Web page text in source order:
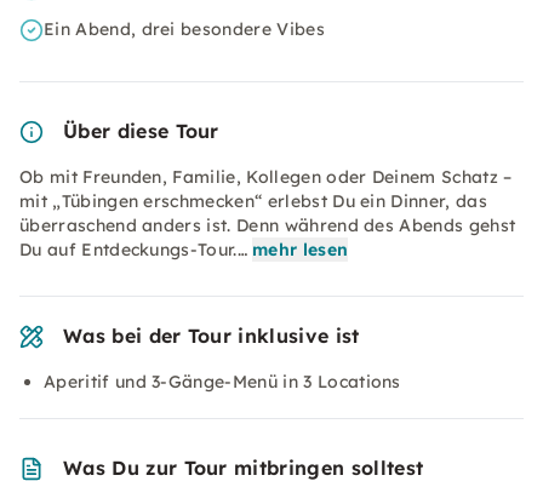
Ein Abend, drei besondere Vibes
Über diese Tour
Ob mit Freunden, Familie, Kollegen oder Deinem Schatz –
mit „Tübingen erschmecken“ erlebst Du ein Dinner, das
überraschend anders ist. Denn während des Abends gehst
Du auf Entdeckungs-Tour.… mehr lesen
Was bei der Tour inklusive ist
Aperitif und 3-Gänge-Menü in 3 Locations
Was Du zur Tour mitbringen solltest